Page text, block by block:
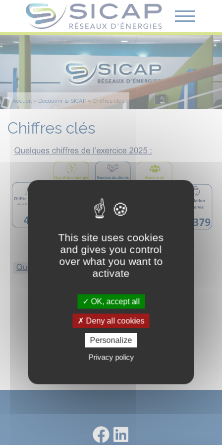
Accueil » Découvrir la SICAP »Chiffres clés
Chiffres clés
This site uses cookies
and gives you control
over what you want to
activate
OK, accept all
Deny all cookies
Personalize
Privacy policy